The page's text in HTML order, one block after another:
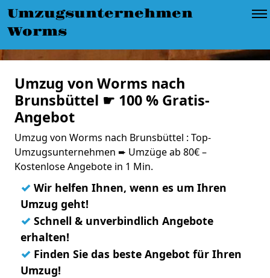
Umzugsunternehmen
Worms
Umzug von Worms nach
Brunsbüttel ☛ 100 % Gratis-
Angebot
Umzug von Worms nach Brunsbüttel : Top-
Umzugsunternehmen ➨ Umzüge ab 80€ –
Kostenlose Angebote in 1 Min.
✓ Wir helfen Ihnen, wenn es um Ihren
Umzug geht!
✓ Schnell & unverbindlich Angebote
erhalten!
✓ Finden Sie das beste Angebot für Ihren
Umzug!